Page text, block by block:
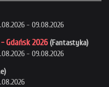
- 09.08.2026
Gdańsk 2026 (Fantastyka)
- 09.08.2026